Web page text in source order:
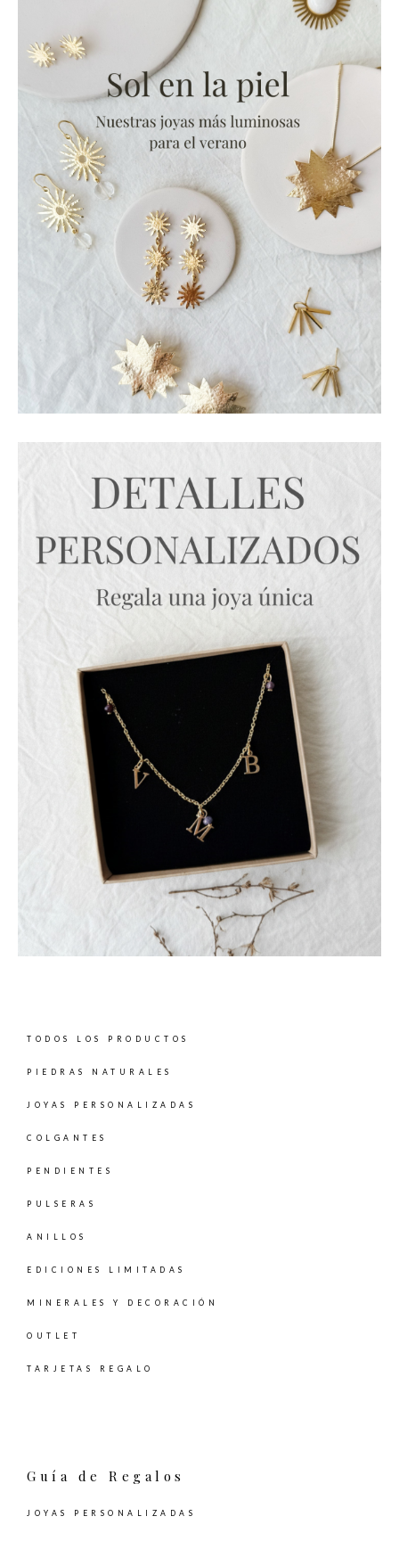
TODOS LOS PRODUCTOS
PIEDRAS NATURALES
JOYAS PERSONALIZADAS
COLGANTES
PENDIENTES
PULSERAS
ANILLOS
EDICIONES LIMITADAS
MINERALES Y DECORACIÓN
OUTLET
TARJETAS REGALO
Guía de Regalos
JOYAS PERSONALIZADAS